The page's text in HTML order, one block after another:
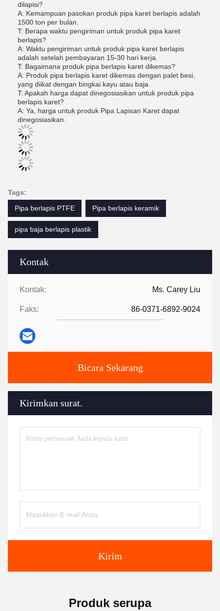
Kontak
Kontak: Ms. Carey Liu
Faks: 86-0371-6892-9024
Bicara Sekarang
Kirimkan surat.
Kirim
dilapisi?
A: Kemampuan pasokan produk pipa karet berlapis adalah
1500 ton per bulan.
T: Berapa waktu pengiriman untuk produk pipa karet
berlapis?
A: Waktu pengiriman untuk produk pipa karet berlapis
adalah setelah pembayaran 15-30 hari kerja.
T: Bagaimana produk pipa berlapis karet dikemas?
A: Produk pipa berlapis karet dikemas dengan palet besi,
yang diikat dengan bingkai kayu atau baja.
T: Apakah harga dapat dinegosiasikan untuk produk pipa
berlapis karet?
A: Ya, harga untuk produk Pipa Lapisan Karet dapat
dinegosiasikan.
Tags:
Pipa berlapis PTFE
Pipa berlapis keramik
pipa baja berlapis plastik
Produk serupa